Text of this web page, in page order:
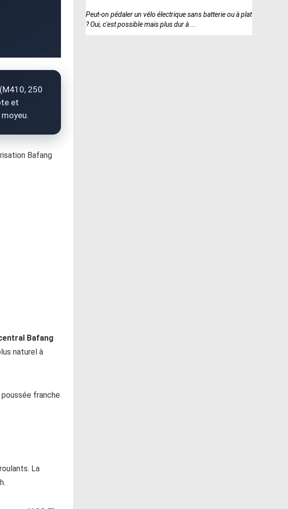
(M410, 250
et
Bafang
Bafang
naturel à
franche
La
Peut-on pédaler un vélo électrique sans batterie ou à plat
? Oui, c'est possible mais plus dur à ...